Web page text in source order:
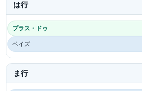
は行
プラス・ドゥ
ベイズ
ま行